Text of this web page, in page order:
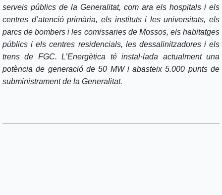
serveis públics de la Generalitat, com ara els hospitals i els
centres d’atenció primària, els instituts i les universitats, els
parcs de bombers i les comissaries de Mossos, els habitatges
públics i els centres residencials, les dessalinitzadores i els
trens de FGC. L’Energètica té instal·lada actualment una
potència de generació de 50 MW i abasteix 5.000 punts de
subministrament de la Generalitat.